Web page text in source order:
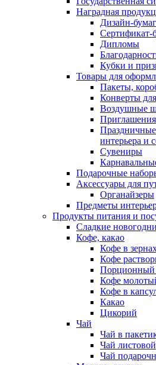
Наградная
Дизайн-
Сертификат-
Дипломы
Кубки и
Товары для
Пакеты,
Конверты
Воздушные
Приглашения
интерьера и
Сувениры
Подарочные
Аксессуары для
Органайзеры
Предметы
Продукты питания и
Сладкие
Кофе, какао
Кофе в
Кофе
Порционный
Кофе
Кофе в
Какао
Цикорий
Чай
Чай в
Чай листовой
Чай